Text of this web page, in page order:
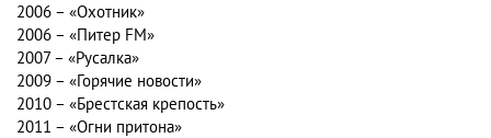
2006 – «Охотник»
2006 – «Питер FM»
2007 – «Русалка»
2009 – «Горячие новости»
2010 – «Брестская крепость»
2011 – «Огни притона»